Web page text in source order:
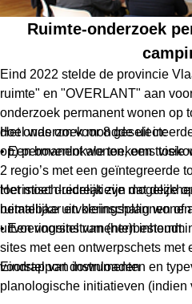
Ruimte-onderzoek
Eind 2022 stelde de provincie
ruimte" en "OVERLANT" aan
onderzoek permanent wonen op
doel was om voor 8
op) permanent wonen, een
Het onderzoek mondde uit in:
• Een bovenlokale toekomstvisie
2 regio’s met een geïntegreerde
toeristisch-recreatieve
betaalbaar en kleinschalig
• Een voorstel van
sites met een ontwerpschets met
voorstel van instrumenten en
planologische initiatieven (indien
Het moet duidelijk zijn dat deze
ruimtelijke uitvoeringsplannen of
uitvoeringsinstrumenten inhoudt.
Eindrapport downloaden